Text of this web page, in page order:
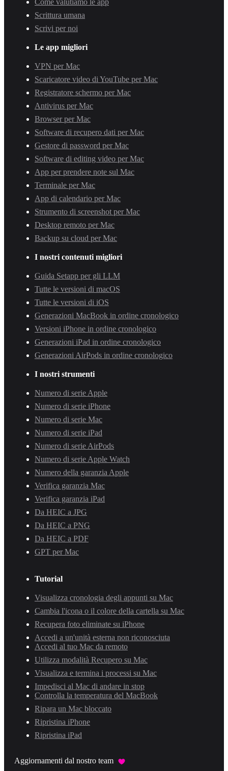
Come valutiamo le app
Scrittura umana
Scrivi per noi
Le app migliori
VPN per Mac
Scaricatore video di YouTube per Mac
Registratore schermo per Mac
Antivirus per Mac
Browser per Mac
Software di recupero dati per Mac
Gestore di password per Mac
Software di editing video per Mac
App per prendere note sul Mac
Terminale per Mac
App di calendario per Mac
Strumento di screenshot per Mac
Desktop remoto per Mac
Backup su cloud per Mac
I nostri contenuti migliori
Guida Setapp per gli LLM
Tutte le versioni di macOS
Tutte le versioni di iOS
Generazioni MacBook in ordine cronologico
Versioni iPhone in ordine cronologico
Generazioni iPad in ordine cronologico
Generazioni AirPods in ordine cronologico
I nostri strumenti
Numero di serie Apple
Numero di serie iPhone
Numero di serie Mac
Numero di serie iPad
Numero di serie AirPods
Numero di serie Apple Watch
Numero della garanzia Apple
Verifica garanzia Mac
Verifica garanzia iPad
Da HEIC a JPG
Da HEIC a PNG
Da HEIC a PDF
GPT per Mac
Tutorial
Visualizza cronologia degli appunti su Mac
Cambia l'icona o il colore della cartella su Mac
Recupera foto eliminate su iPhone
Accedi a un'unità esterna non riconosciuta
Accedi al tuo Mac da remoto
Utilizza modalità Recupero su Mac
Visualizza e termina i processi su Mac
Impedisci al Mac di andare in stop
Controlla la temperatura del MacBook
Ripara un Mac bloccato
Ripristina iPhone
Ripristina iPad
Aggiornamenti dal nostro team